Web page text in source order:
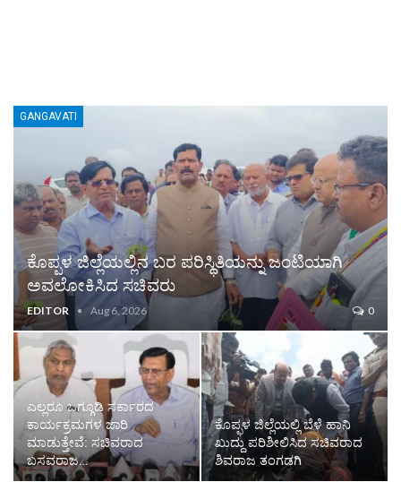
GANGAVATI
ಕೊಪ್ಪಳ ಜಿಲ್ಲೆಯಲ್ಲಿನ ಬರ ಪರಿಸ್ಥಿತಿಯನ್ನು ಜಂಟಿಯಾಗಿ
ಅವಲೋಕಿಸಿದ ಸಚಿವರು
EDITOR Aug 6, 2026 0
ಎಲ್ಲರೂ ಒಗ್ಗೂಡಿ ಸರ್ಕಾರದ
ಕಾರ್ಯಕ್ರಮಗಳ ಜಾರಿ
ಮಾಡುತ್ತೇವೆ: ಸಚಿವರಾದ
ಬಸವರಾಜ…
ಕೊಪ್ಫಳ ಜಿಲ್ಲೆಯಲ್ಲಿ ಬೆಳೆ ಹಾನಿ
ಖುದ್ದು ಪರಿಶೀಲಿಸಿದ ಸಚಿವರಾದ
ಶಿವರಾಜ ತಂಗಡಗಿ